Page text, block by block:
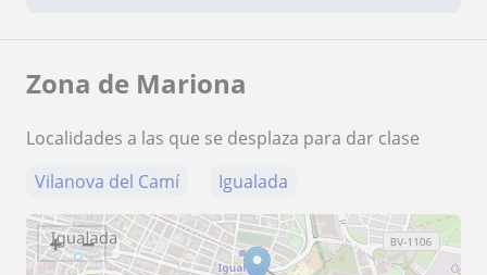
Zona de Mariona
Localidades a las que se desplaza para dar clase
Vilanova del Camí
Igualada
+ −